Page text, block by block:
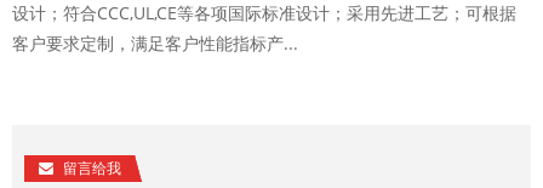
设计；符合CCC,UL,CE等各项国际标准设计；采用先进工艺；可根据
客户要求定制，满足客户性能指标产...
留言给我